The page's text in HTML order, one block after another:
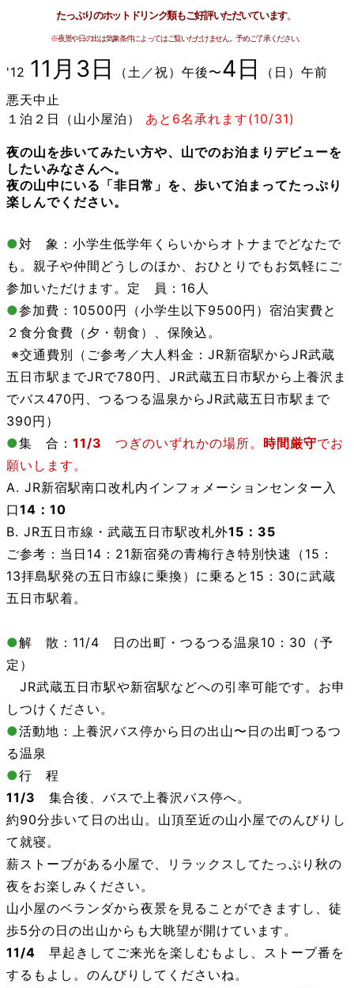
たっぷりのホットドリンク類もご好評いただいています。
※夜景や日の出は気象条件によってはご覧いただけません。予めご了承ください。
'12 11月3日 （土／祝）午後〜4日
（日）午前
悪天中止
１泊２日（山小屋泊） あと6名承れます(10/31)
夜の山を歩いてみたい方や、山でのお泊まりデビューを
したいみなさんへ。
夜の山中にいる「非日常」を、歩いて泊まってたっぷり
楽しんでください。
●対 象：小学生低学年くらいからオトナまでどなたで
も。親子や仲間どうしのほか、おひとりでもお気軽にご
参加いただけます。定 員：16人
●参加費：10500円（小学生以下9500円）宿泊実費と
２食分食費（夕・朝食）、保険込。
※交通費別（ご参考／大人料金：JR新宿駅からJR武蔵
五日市駅までJRで780円、JR武蔵五日市駅から上養沢ま
でバス470円、つるつる温泉からJR武蔵五日市駅まで
390円）
●集 合： 11/3 つぎのいずれかの場所。 時間厳守でお
願いします。
A. JR新宿駅南口改札内インフォメーションセンター入
口14：10
B. JR五日市線・武蔵五日市駅改札外15：35
ご参考：当日14：21新宿発の青梅行き特別快速 （15：
13拝島駅発の五日市線に乗換） に乗ると15：30に武蔵
五日市駅着。
●解 散：11/4 日の出町・つるつる温泉10：30（予
定）
JR武蔵五日市駅や新宿駅などへの引率可能です。お申
しつけください。
●活動地：上養沢バス停から日の出山〜日の出町つるつ
る温泉
●行 程
11/3 集合後、バスで上養沢バス停へ。
約90分歩いて日の出山。山頂至近の山小屋でのんびりし
て就寝。
薪ストーブがある小屋で、リラックスしてたっぷり秋の
夜をお楽しみください。
山小屋のベランダから夜景を見ることができますし、徒
歩5分の日の出山からも大眺望が開けています。
11/4 早起きしてご来光を楽しむもよし、ストーブ番を
するもよし。のんびりしてくださいね。